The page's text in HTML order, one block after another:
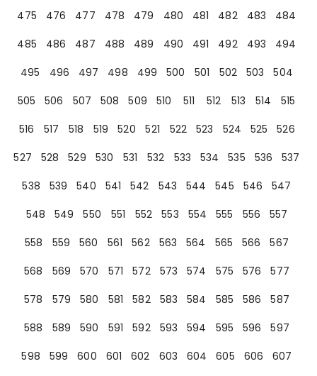
475
476 477 478 479 480 481 482 483
484
485
486 487 488 489 490 491 492 493
494
495
496 497 498 499 500 501 502 503
504
505
506 507 508 509 510 511 512 513 514
515
516
517 518 519 520 521 522 523 524 525
526
527
528 529 530 531 532 533 534 535 536
537
538
539 540 541 542 543 544 545 546
547
548
549 550 551 552 553 554 555 556
557
558
559 560 561 562 563 564 565 566
567
568
569 570 571 572 573 574 575 576
577
578
579 580 581 582 583 584 585 586
587
588
589 590 591 592 593 594 595 596
597
598
599 600 601 602 603 604 605 606
607